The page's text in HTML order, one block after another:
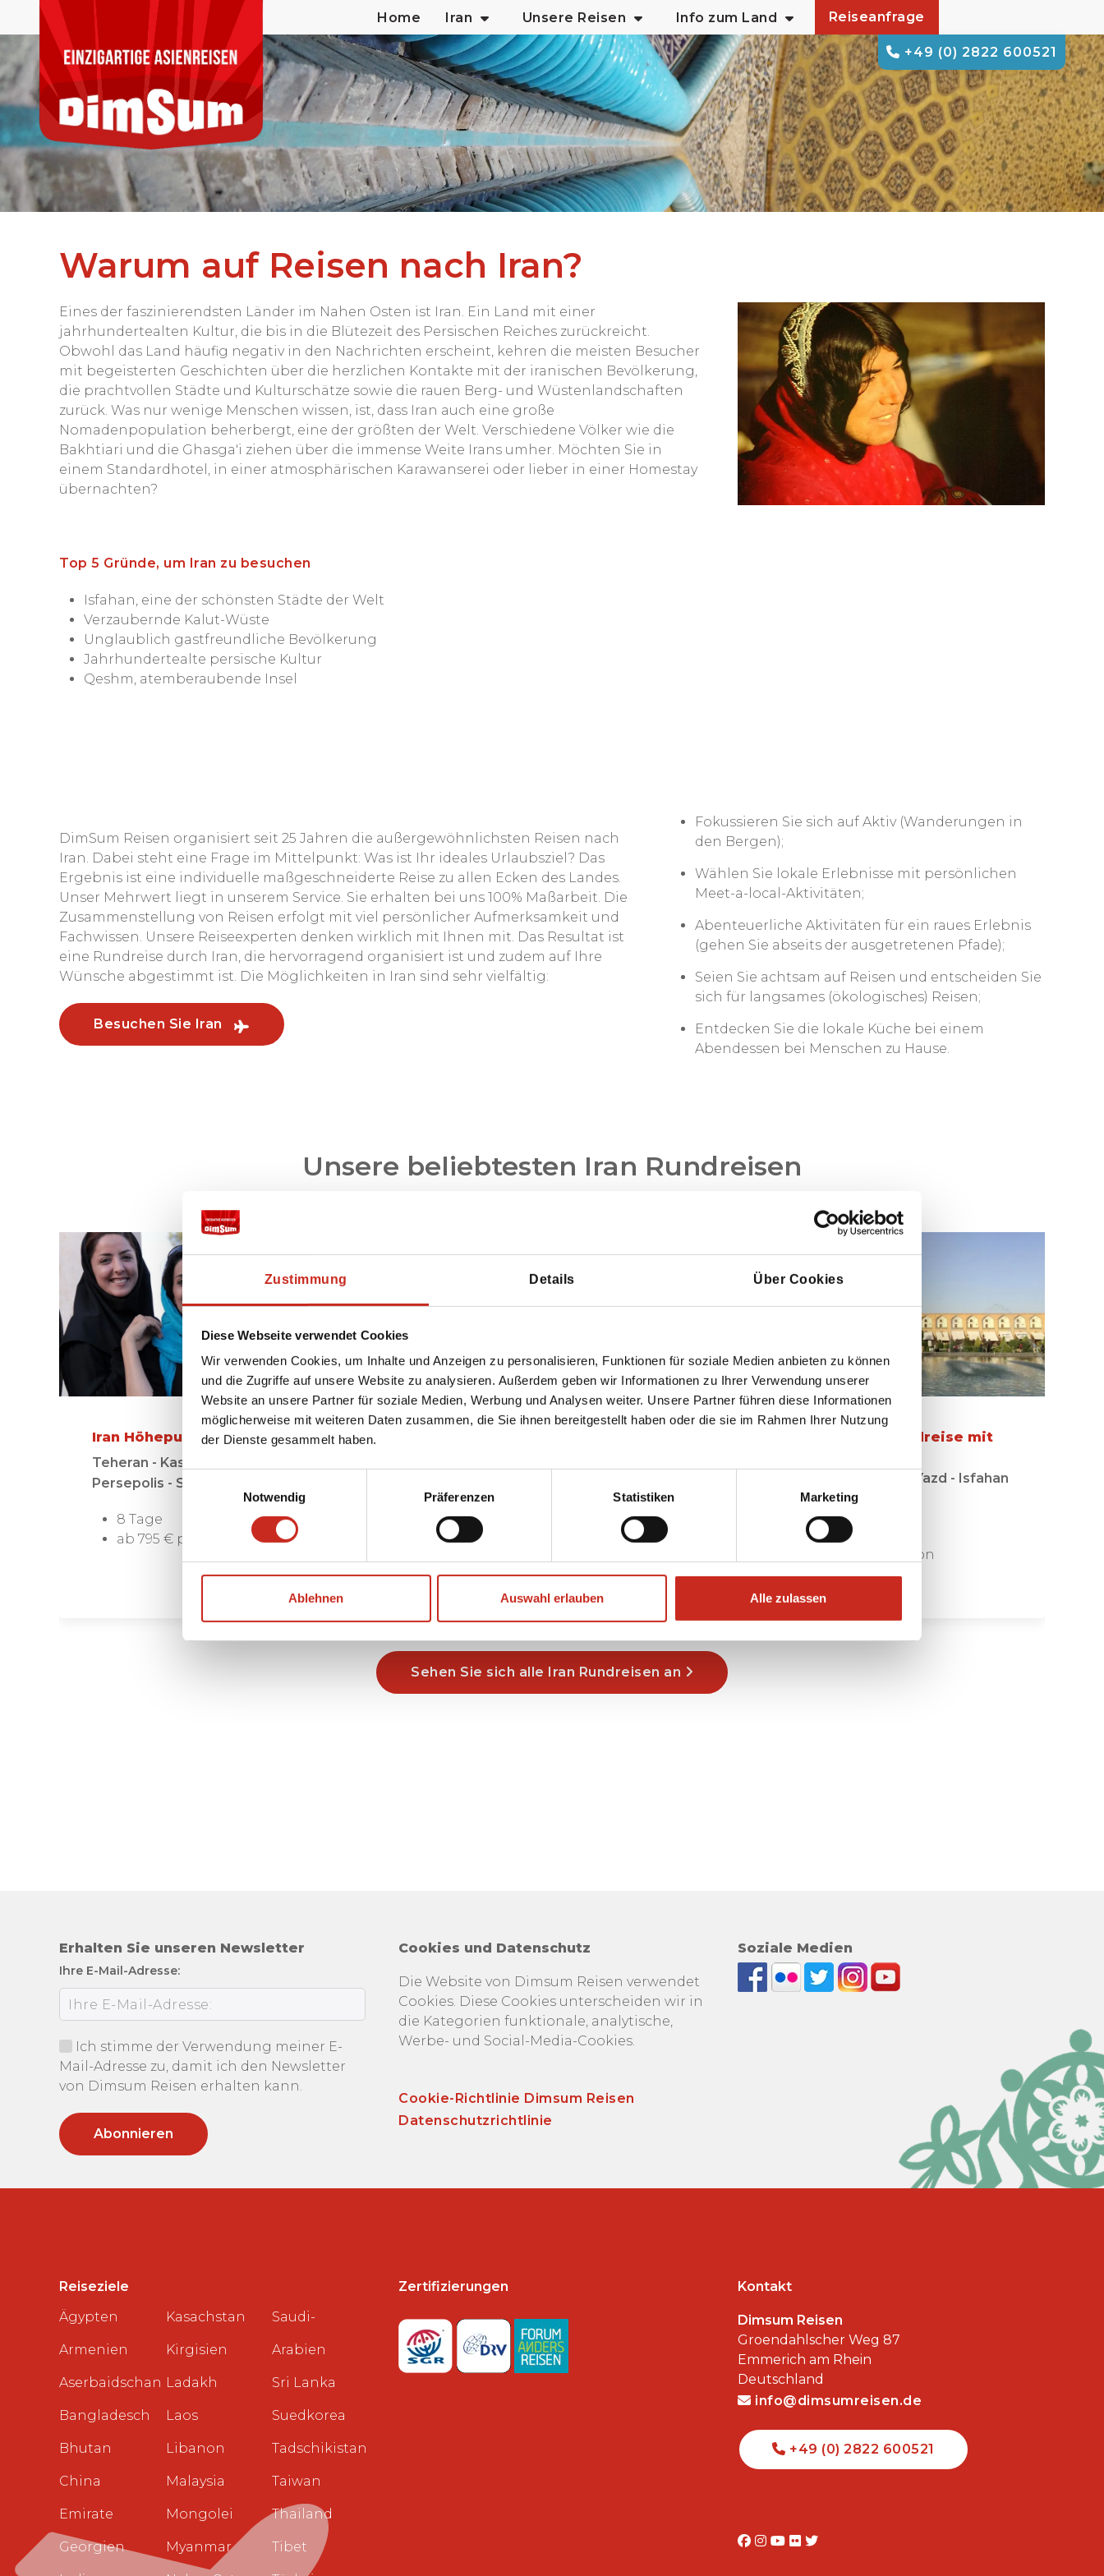
Zustimmung Details Über Cookies
Diese Webseite verwendet Cookies
Wir verwenden Cookies, um Inhalte und Anzeigen zu personalisieren, Funktionen für soziale Medien anbieten zu können
und die Zugriffe auf unsere Website zu analysieren. Außerdem geben wir Informationen zu Ihrer Verwendung unserer
Website an unsere Partner für soziale Medien, Werbung und Analysen weiter. Unsere Partner führen diese Informationen
möglicherweise mit weiteren Daten zusammen, die Sie ihnen bereitgestellt haben oder die sie im Rahmen Ihrer Nutzung
der Dienste gesammelt haben.
Einwilligungsauswahl
Notwendig
Präferenzen Statistiken Marketing
Ablehnen Auswahl erlauben Alle zulassen
+49 (0) 2822 600521
Home Iran Unsere Reisen Info zum Land Reiseanfrage
Warum auf Reisen nach Iran?
Eines der faszinierendsten Länder im Nahen Osten ist Iran. Ein Land mit einer
jahrhundertealten Kultur, die bis in die Blütezeit des Persischen Reiches zurückreicht.
Obwohl das Land häufig negativ in den Nachrichten erscheint, kehren die meisten Besucher
mit begeisterten Geschichten über die herzlichen Kontakte mit der iranischen Bevölkerung,
die prachtvollen Städte und Kulturschätze sowie die rauen Berg- und Wüstenlandschaften
zurück. Was nur wenige Menschen wissen, ist, dass Iran auch eine große
Nomadenpopulation beherbergt, eine der größten der Welt. Verschiedene Völker wie die
Bakhtiari und die Ghasga'i ziehen über die immense Weite Irans umher. Möchten Sie in
einem Standardhotel, in einer atmosphärischen Karawanserei oder lieber in einer Homestay
übernachten?
Top 5 Gründe, um Iran zu besuchen
Isfahan, eine der schönsten Städte der Welt
Verzaubernde Kalut-Wüste
Unglaublich gastfreundliche Bevölkerung
Jahrhundertealte persische Kultur
Qeshm, atemberaubende Insel
DimSum Reisen organisiert seit 25 Jahren die außergewöhnlichsten Reisen nach
Iran. Dabei steht eine Frage im Mittelpunkt: Was ist Ihr ideales Urlaubsziel? Das
Ergebnis ist eine individuelle maßgeschneiderte Reise zu allen Ecken des Landes.
Unser Mehrwert liegt in unserem Service. Sie erhalten bei uns 100% Maßarbeit. Die
Zusammenstellung von Reisen erfolgt mit viel persönlicher Aufmerksamkeit und
Fachwissen. Unsere Reiseexperten denken wirklich mit Ihnen mit. Das Resultat ist
eine Rundreise durch Iran, die hervorragend organisiert ist und zudem auf Ihre
Wünsche abgestimmt ist. Die Möglichkeiten in Iran sind sehr vielfältig:
Besuchen Sie Iran
Fokussieren Sie sich auf Aktiv (Wanderungen in
den Bergen);
Wählen Sie lokale Erlebnisse mit persönlichen
Meet-a-local-Aktivitäten;
Abenteuerliche Aktivitäten für ein raues Erlebnis
(gehen Sie abseits der ausgetretenen Pfade);
Seien Sie achtsam auf Reisen und entscheiden Sie
sich für langsames (ökologisches) Reisen;
Entdecken Sie die lokale Küche bei einem
Abendessen bei Menschen zu Hause.
Unsere beliebtesten Iran Rundreisen
Iran Höhepunkte Reise
Teheran - Kashan - Isfahan -
Persepolis - Shiraz
8 Tage
ab 795 € pro Person
Kashan
15 Tage
ab 1225 € pro Person
Klassische Iran Rundreise mit
Schiraz - Persepolis - Yazd - Isfahan
- Kashan - Teheran
14 Tage
ab 1125 € pro Person
Sehen Sie sich alle Iran Rundreisen an
Erhalten Sie unseren Newsletter
Ihre E-Mail-Adresse:
Ich stimme der Verwendung meiner E-
Mail-Adresse zu, damit ich den Newsletter
von Dimsum Reisen erhalten kann.
Cookies und Datenschutz
Die Website von Dimsum Reisen verwendet
Cookies. Diese Cookies unterscheiden wir in
die Kategorien funktionale, analytische,
Werbe- und Social-Media-Cookies.
Cookie-Richtlinie Dimsum Reisen
Datenschutzrichtlinie
Soziale Medien
Reiseziele
Ägypten
Armenien
Aserbaidschan
Bangladesch
Bhutan
China
Emirate
Georgien
Kasachstan
Kirgisien
Ladakh
Laos
Libanon
Malaysia
Mongolei
Myanmar
Saudi-
Arabien
Sri Lanka
Suedkorea
Tadschikistan
Taiwan
Thailand
Tibet
Zertifizierungen Kontakt
Dimsum Reisen
Groendahlscher Weg 87
Emmerich am Rhein
Deutschland
info@dimsumreisen.de
+49 (0) 2822 600521